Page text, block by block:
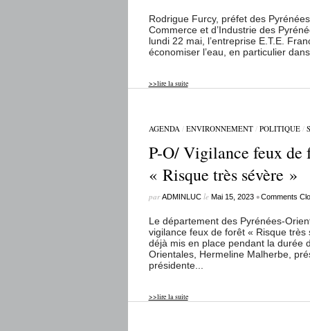
Rodrigue Furcy, préfet des
Commerce et d’Industrie des
lundi 22 mai, l’entreprise E.T.E.
économiser l’eau, en particulier
>>lire la suite
AGENDA/ ENVIRONNEMENT/ POLITIQUE/
P-O/ Vigilance feux de
« Risque très sévère »
parADMINLUCle Mai 15, 2023 •Comments
Le département des Pyrénées-
vigilance feux de forêt « Risque très
déjà mis en place pendant la durée
Orientales, Hermeline Malherbe,
présidente...
>>lire la suite